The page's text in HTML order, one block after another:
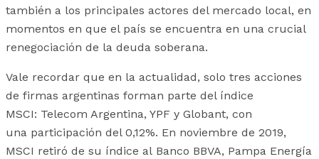
también a los principales actores del mercado local, en
momentos en que el país se encuentra en una crucial
renegociación de la deuda soberana.
Vale recordar que en la actualidad, solo tres acciones
de firmas argentinas forman parte del índice
MSCI: Telecom Argentina, YPF y Globant, con
una participación del 0,12%. En noviembre de 2019,
MSCI retiró de su índice al Banco BBVA, Pampa Energía